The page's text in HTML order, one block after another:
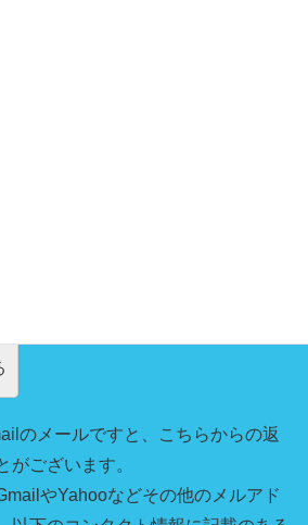
のメールですと、こちらからの返
がございます。
やYahooなどその他のメルアド